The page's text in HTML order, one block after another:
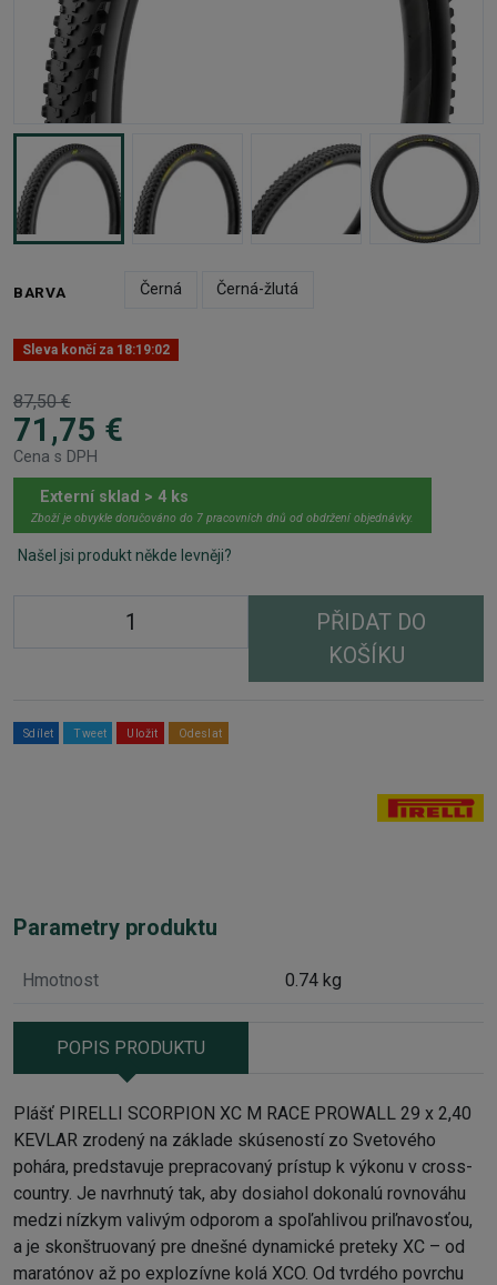
BARVA Černá Černá-žlutá
Sleva končí za 18:19:01
87,50 €
71,75 €
Cena s DPH
Externí sklad > 4 ks
Zboží je obvykle doručováno do 7 pracovních dnů od obdržení objednávky.
Našel jsi produkt někde levněji?
PŘIDAT DO
KOŠÍKU
Sdílet Tweet Uložit Odeslat
Parametry produktu
Hmotnost 0.74 kg
POPIS PRODUKTU
Plášť PIRELLI SCORPION XC M RACE PROWALL 29 x 2,40
KEVLAR zrodený na základe skúseností zo Svetového
pohára, predstavuje prepracovaný prístup k výkonu v cross-
country. Je navrhnutý tak, aby dosiahol dokonalú rovnováhu
medzi nízkym valivým odporom a spoľahlivou priľnavosťou,
a je skonštruovaný pre dnešné dynamické preteky XC – od
maratónov až po explozívne kolá XCO. Od tvrdého povrchu